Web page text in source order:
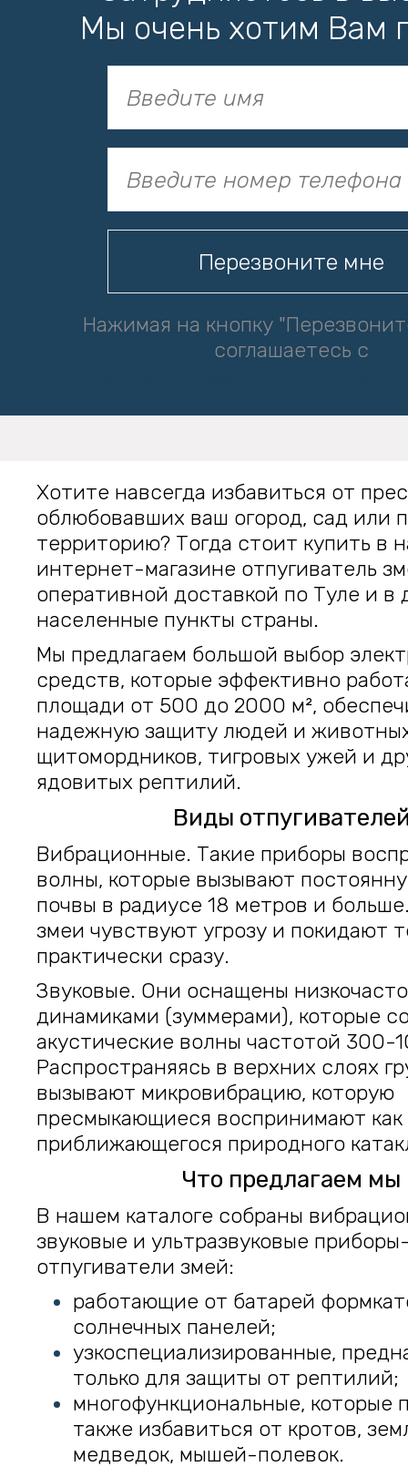
Мы очень хотим Вам
Нажимая на кнопку
соглашаетесь с
Хотите навсегда избавиться от
облюбовавших ваш огород, сад или
территорию? Тогда стоит купить в
интернет-магазине отпугиватель
оперативной доставкой по Туле и в
населенные пункты страны.
Мы предлагаем большой выбор
средств, которые эффективно
площади от 500 до 2000 м²,
надежную защиту людей и
щитомордников, тигровых ужей и
ядовитых рептилий.
Виды
Вибрационные. Такие приборы
волны, которые вызывают
почвы в радиусе 18 метров и
змеи чувствуют угрозу и покидают
практически сразу.
Звуковые. Они оснащены
динамиками (зуммерами), которые
акустические волны частотой 300-
Распространяясь в верхних слоях
вызывают микровибрацию, которую
пресмыкающиеся воспринимают как
приближающегося природного
Что предлагаем мы
В нашем каталоге собраны
звуковые и ультразвуковые
отпугиватели змей:
работающие от батарей
солнечных панелей;
узкоспециализированные,
только для защиты от рептилий;
многофункциональные, которые
также избавиться от кротов,
медведок, мышей-полевок.